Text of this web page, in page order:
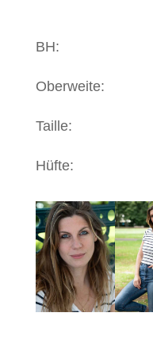
BH:
Oberweite:
Taille:
Hüfte: